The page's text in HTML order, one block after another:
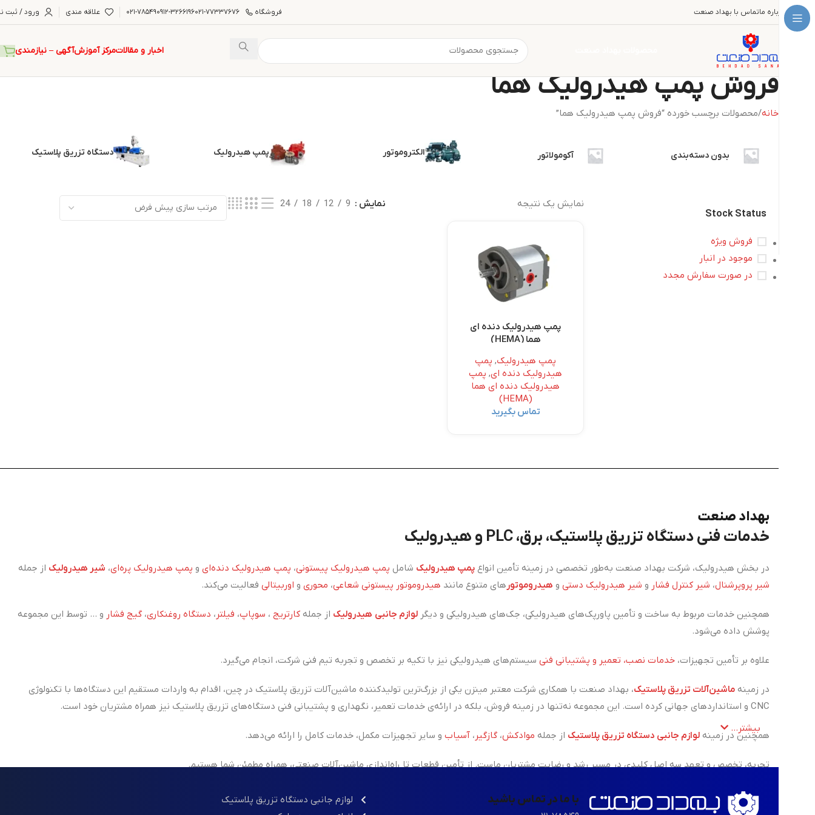
درباره ماتماس با بهداد صنعت فروشگاه ۰۲۱-۷۷۳۳۷۶۷۶۰۹۱۲-۳۲۶۶۱۹۶۰۲۱-۷۸۵۴۹ علاقه مندی ورود / ثبت
اخبار و مقالاتمرکز آموزشآگهی – نیازمندی
فروش پمپ هیدرولیک هما
خانه محصولات برچسب خورده “فروش پمپ هیدرولیک هما”
بدون دسته‌بندی آکومولاتور الکتروموتور پمپ هیدرولیک دستگاه تزریق پلاستیک
Stock Status
فروش ویژه
موجود در انبار
در صورت سفارش مجدد
نمایش یک نتیجه نمایش 9
12
18
24
پمپ هیدرولیک دنده ای
هما (HEMA)
پمپ هیدرولیک, پمپ
هیدرولیک دنده ای, پمپ
هیدرولیک دنده ای هما
(HEMA)
تماس بگیرید
بهداد صنعت
خدمات فنی دستگاه تزریق پلاستیک، برق، PLC و هیدرولیک
در بخش هیدرولیک، شرکت بهداد صنعت به‌طور تخصصی در زمینه تأمین انواع پمپ هیدرولیک شامل پمپ هیدرولیک پیستونی، پمپ هیدرولیک دنده‌ای و پمپ هیدرولیک پره‌ای، شیر هیدرولیک از جمله
شیر پروپرشنال، شیر کنترل فشار و شیر هیدرولیک دستی و هیدروموتور های متنوع مانند هیدروموتور پیستونی شعاعی، محوری و اوربیتالی فعالیت می‌کند.
همچنین خدمات مربوط به ساخت و تأمین پاورپک‌های هیدرولیکی، جک‌های هیدرولیکی و دیگر لوازم جانبی هیدرولیک از جمله کارتریج ، سوپاپ، فیلتر ، دستگاه روغنکاری، گیج فشار و ... توسط این مجموعه
پوشش داده می‌شود.
علاوه بر تأمین تجهیزات، خدمات نصب، تعمیر و پشتیبانی فنی سیستم‌های هیدرولیکی نیز با تکیه بر تخصص و تجربه تیم فنی شرکت، انجام می‌گیرد.
در زمینه ماشین‌آلات تزریق پلاستیک، بهداد صنعت با همکاری شرکت معتبر مینزن یکی از بزرگ‌ترین تولیدکننده ماشین‌آلات تزریق پلاستیک در چین، اقدام به واردات مستقیم این دستگاه‌ها با تکنولوژی
CNC و استانداردهای جهانی کرده است. این مجموعه نه‌تنها در زمینه فروش، بلکه در ارائه‌ی خدمات تعمیر، نگهداری و پشتیبانی فنی دستگاه‌های تزریق پلاستیک نیز همراه مشتریان خود است.
همچنین در زمینه لوازم جانبی دستگاه تزریق پلاستیک از جمله موادکش، گازگیر ، آسیاب و سایر تجهیزات مکمل، خدمات کامل را ارائه می‌دهد.
تجربه، تخصص و تعهد سه اصل کلیدی در مسیر رشد و رضایت مشتریان ماست. از تأمین قطعات تا راه‌اندازی ماشین‌آلات صنعتی، همراه مطمئن شما هستیم.
بیشتر...
با ما در تماس باشید
لوازم جانبی دستگاه تزریق پلاستیک